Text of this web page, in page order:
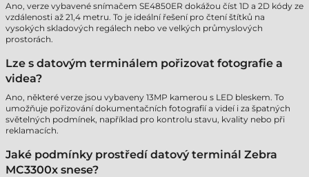
Ano, verze vybavené snímačem SE4850ER dokážou číst 1D a 2D kódy ze
vzdálenosti až 21,4 metru. To je ideální řešení pro čtení štítků na
vysokých skladových regálech nebo ve velkých průmyslových
prostorách.
Lze s datovým terminálem pořizovat fotografie a
videa?
Ano, některé verze jsou vybaveny 13MP kamerou s LED bleskem. To
umožňuje pořizování dokumentačních fotografií a videí i za špatných
světelných podmínek, například pro kontrolu stavu, kvality nebo při
reklamacích.
Jaké podmínky prostředí datový terminál Zebra
MC3300x snese?